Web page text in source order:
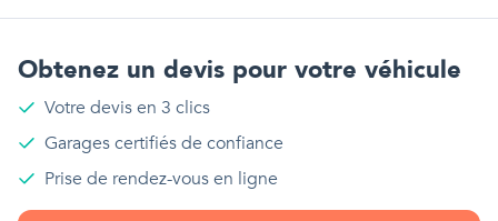
Obtenez un devis pour votre véhicule
Votre devis en 3 clics
Garages certifiés de confiance
Prise de rendez-vous en ligne